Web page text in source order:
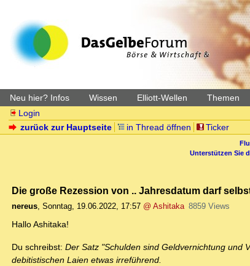
Neu hier? Infos Wissen Elliott-Wellen Themen
Login
zurück zur Hauptseite
in Thread öffnen Ticker
Unterstützen Sie
Die große Rezession von .. Jahresdatum darf
nereus, Sonntag, 19.06.2022, 17:57 @ Ashitaka 8859 Views
Hallo Ashitaka!
Du schreibst: Der Satz "Schulden sind Geldvernichtung und
debitistischen Laien etwas irreführend.